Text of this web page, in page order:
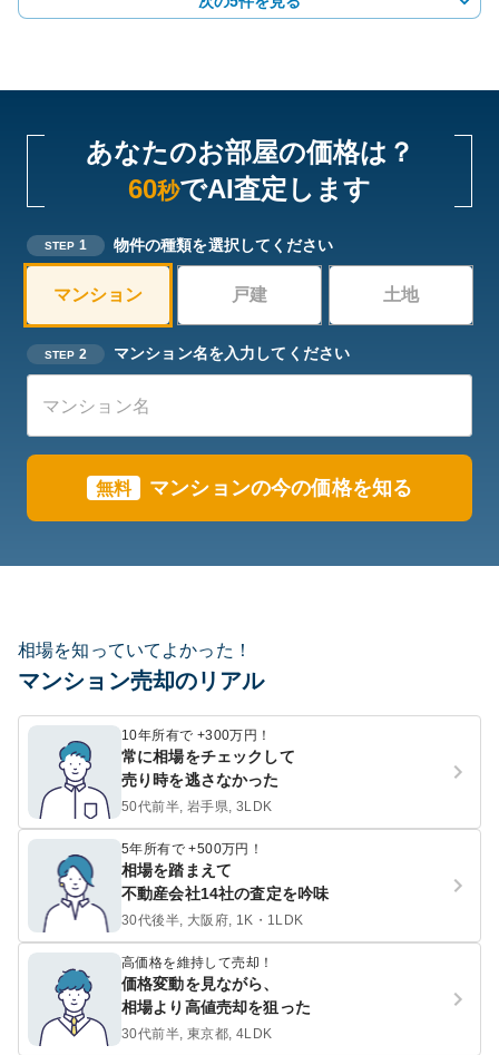
あなたのお部屋の価格は？
60秒でAI査定します
STEP 1 物件の種類を選択してください
マンション 戸建 土地
STEP 2 マンション名を入力してください
無料 マンションの今の価格を知る
相場を知っていてよかった！
マンション売却のリアル
10年所有で +300万円！
常に相場をチェックして
売り時を逃さなかった
50代前半, 岩手県, 3LDK
5年所有で +500万円！
相場を踏まえて
不動産会社14社の査定を吟味
30代後半, 大阪府, 1K・1LDK
高価格を維持して売却！
価格変動を見ながら、
相場より高値売却を狙った
30代前半, 東京都, 4LDK